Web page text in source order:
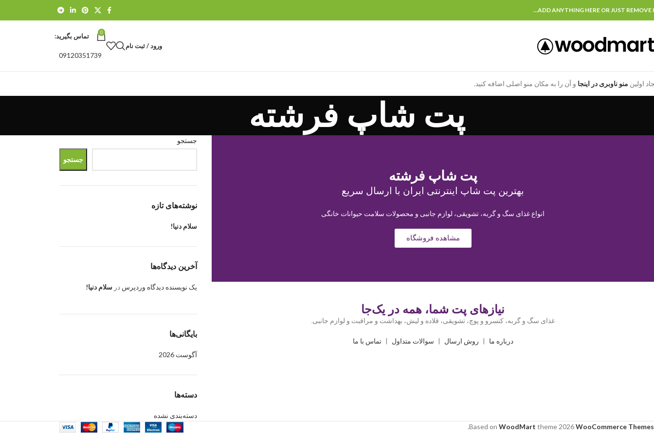
ADD ANYTHING HERE OR JUST REMOVE
ورود / ثبت نام
0 تماس بگیرید:
09120351739
اولین منو ناوبری در اینجا و آن را به مکان منو اصلی اضافه کنید.
پت شاپ فرشته
پت شاپ فرشته
بهترین پت شاپ اینترنتی ایران با ارسال سریع
انواع غذای سگ و گربه، تشویقی، لوازم جانبی و محصولات سلامت حیوانات خانگی
مشاهده فروشگاه
نیازهای پت شما، همه در یک‌جا
غذای سگ و گربه، کنسرو و پوچ، تشویقی، قلاده و لیش، بهداشت و مراقبت و لوازم جانبی.
درباره ما روش ارسال سوالات متداول |تماس با ما
جستجو
جستجو
نوشته‌های تازه
سلام دنیا!
آخرین دیدگاه‌ها
یک نویسنده دیدگاه وردپرس در سلام دنیا!
بایگانی‌ها
آگوست 2026
دسته‌ها
دسته‌بندی نشده
Based on WoodMart theme 2026WooCommerce Themes
.